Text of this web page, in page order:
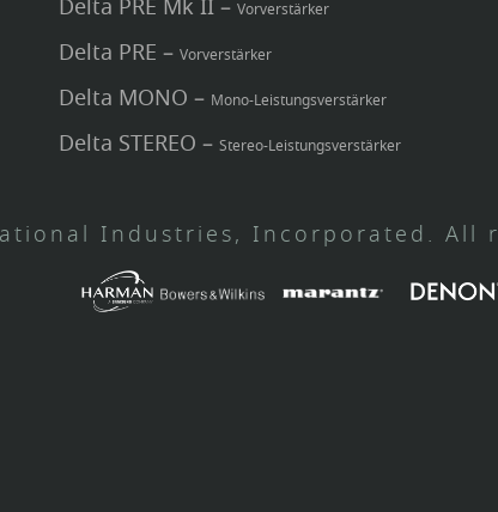
Delta PRE Mk II –Vorverstärker
Delta PRE – Vorverstärker
Delta MONO – Mono-Leistungsverstärker
Delta STEREO –Stereo-Leistungsverstärker
Industries, Incorporated. All